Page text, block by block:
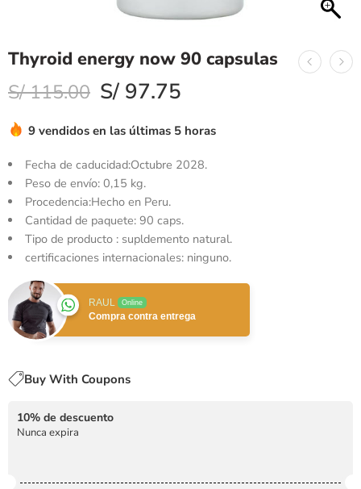
Thyroid energy now 90 capsulas
S/115.00 S/ 97.75
9 vendidos en las últimas 5 horas
Fecha de caducidad:Octubre 2028.
Peso de envío:0,15 kg.
Procedencia:Hecho en Peru.
Cantidad de paquete: 90 caps.
Tipo de producto : supldemento natural.
certificaciones internacionales: ninguno.
RAUL Online
Compra contra entrega
Buy With Coupons
10% de descuento
Nunca expira